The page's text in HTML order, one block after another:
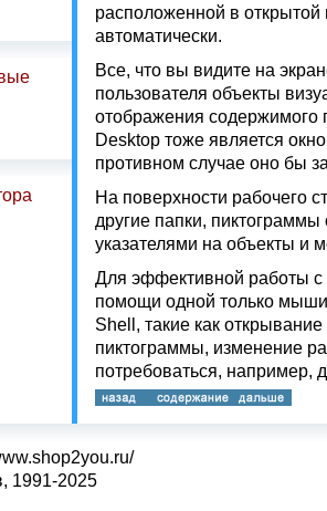
расположенной в открытой
автоматически.
Все, что вы видите на
пользователя объекты
отображения содержимого
Desktop тоже является
противном случае оно бы
На поверхности рабочего
другие папки,
указателями на объекты и
Для эффективной работы с
помощи одной только мыши
Shell, такие как
пиктограммы, изменение
потребоваться, например,
1991-2025